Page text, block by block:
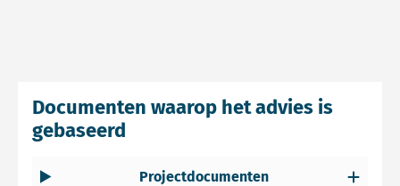
Documenten waarop het advies is
gebaseerd
Projectdocumenten